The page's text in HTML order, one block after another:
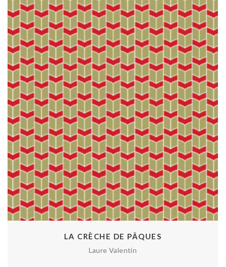
LA CRÈCHE DE PÂQUES
Laure Valentin